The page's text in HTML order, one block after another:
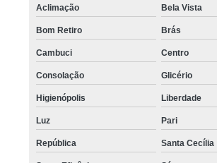
Aclimação
Bela Vista
Bom Retiro Brás
Cambuci Centro
Consolação Glicério
Higienópolis Liberdade
Luz Pari
República Santa Cecília